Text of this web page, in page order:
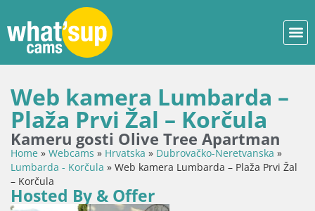
Web kamera Lumbarda –
Plaža Prvi Žal – Korčula
Kameru gosti Olive Tree Apartman
Home » Webcams » Hrvatska » Dubrovačko-Neretvanska »
Lumbarda - Korčula » Web kamera Lumbarda – Plaža Prvi Žal
– Korčula
Hosted By & Offer